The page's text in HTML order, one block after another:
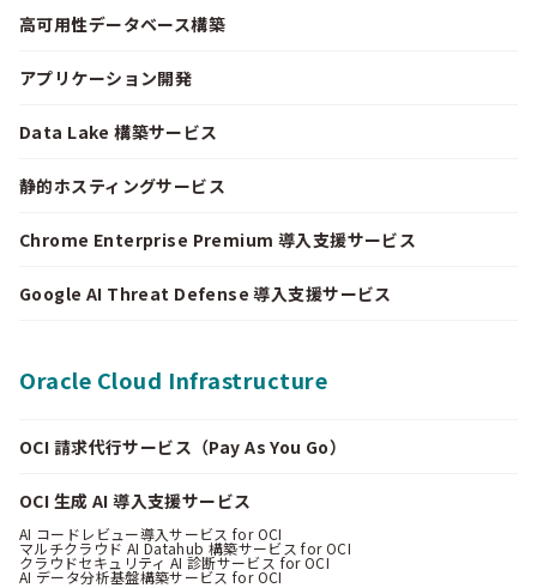
高可用性データベース構築
アプリケーション開発
Data Lake 構築サービス
静的ホスティングサービス
Chrome Enterprise Premium 導入支援サービス
Google AI Threat Defense 導入支援サービス
Oracle Cloud Infrastructure
OCI 請求代行サービス（Pay As You Go）
OCI 生成 AI 導入支援サービス
AI コードレビュー導入サービス for OCI
マルチクラウド AI Datahub 構築サービス for OCI
クラウドセキュリティ AI 診断サービス for OCI
AI データ分析基盤構築サービス for OCI